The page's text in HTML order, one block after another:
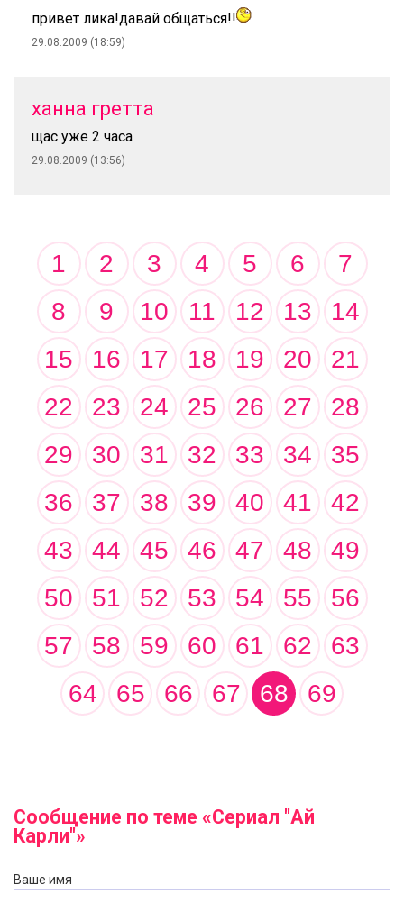
привет лика!давай общаться!!
29.08.2009 (18:59)
ханна гретта
щас уже 2 часа
29.08.2009 (13:56)
1 2 3 4 5 6
7
8
9 10 11 12 13
14
15
16 17 18 19 20
21
22
23 24 25 26 27
28
29
30 31 32 33 34
35
36
37 38 39 40 41
42
43
44 45 46 47 48
49
50
51 52 53 54 55
56
57
58 59 60 61 62
63
64
65 66 67 68 69
Сообщение по теме «Сериал "Ай
Карли"»
Ваше имя